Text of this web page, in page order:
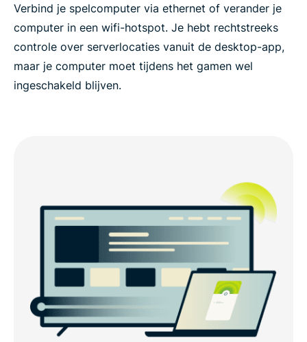
Verbind je spelcomputer via ethernet of verander je
computer in een wifi-hotspot. Je hebt rechtstreeks
controle over serverlocaties vanuit de desktop-app,
maar je computer moet tijdens het gamen wel
ingeschakeld blijven.